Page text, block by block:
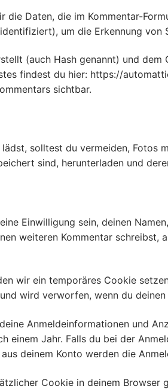
die Daten, die im Kommentar-
um die Erkennung von
(auch Hash genannt) und
findest du hier: https://
sichtbar.
solltest du vermeiden, Fotos
sind, herunterladen und
Einwilligung sein, deinen
weiteren Kommentar schreibst,
wir ein temporäres Cookie
wird verworfen, wenn du
Anmeldeinformationen und
Jahr. Falls du bei der
deinem Konto werden die
Cookie in deinem Browser